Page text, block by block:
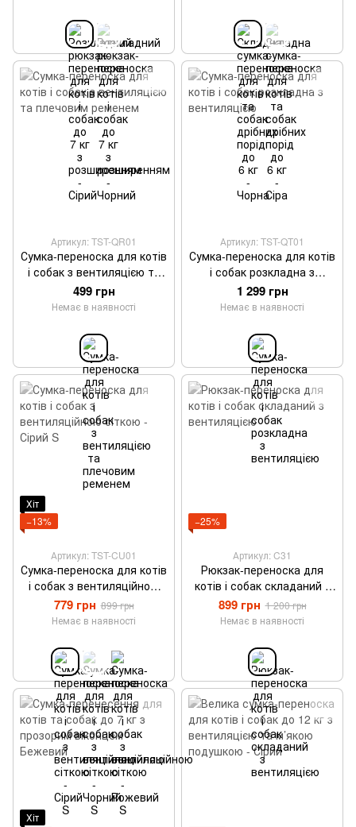
Артикул: TST-QR01
Сумка-переноска для котів
і собак з вентиляцією та
плечовим ременем
499 грн
Немає в наявності
Артикул: TST-QT01
Сумка-переноска для котів
і собак розкладна з
вентиляцією
1 299 грн
Немає в наявності
Хіт
−13%
Артикул: TST-CU01
Сумка-переноска для котів
і собак з вентиляційною
сіткою - Сірий S
779 грн 899 грн
Немає в наявності
−25%
Артикул: C31
Рюкзак-переноска для
котів і собак складаний з
вентиляцією
899 грн 1 200 грн
Немає в наявності
Хіт